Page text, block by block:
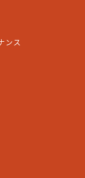
ンス